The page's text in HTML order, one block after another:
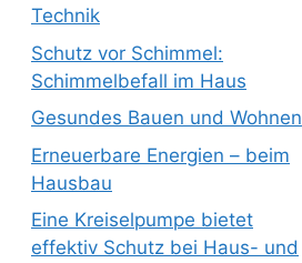
Technik
Schutz vor Schimmel:
Schimmelbefall im Haus
Gesundes Bauen und Wohnen
Erneuerbare Energien – beim
Hausbau
Eine Kreiselpumpe bietet
effektiv Schutz bei Haus- und